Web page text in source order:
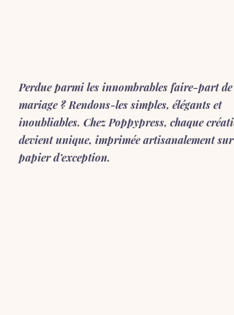
Perdue parmi les innombrables faire-part de
mariage ? Rendons-les simples, élégants et
inoubliables. Chez Poppypress, chaque
devient unique, imprimée artisanalement
papier d’exception.